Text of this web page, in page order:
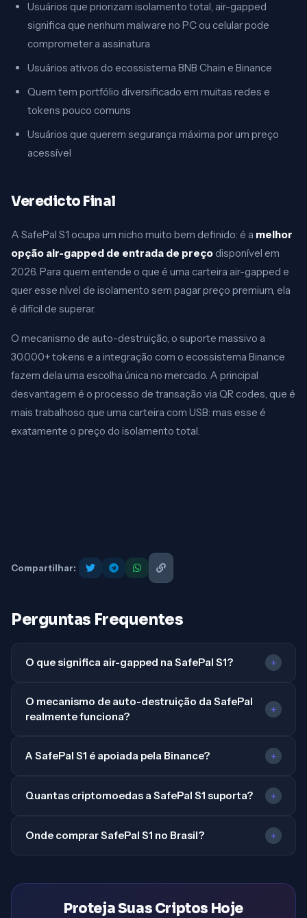
Usuários que priorizam isolamento total, air-gapped
significa que nenhum malware no PC ou celular pode
comprometer a assinatura
Usuários ativos do ecossistema BNB Chain e Binance
Quem tem portfólio diversificado em muitas redes e
tokens pouco comuns
Usuários que querem segurança máxima por um preço
acessível
Veredicto Final
A SafePal S1 ocupa um nicho muito bem definido: é a melhor
opção air-gapped de entrada de preço disponível em
2026. Para quem entende o que é uma carteira air-gapped e
quer esse nível de isolamento sem pagar preço premium, ela
é difícil de superar.
O mecanismo de auto-destruição, o suporte massivo a
30.000+ tokens e a integração com o ecossistema Binance
fazem dela uma escolha única no mercado. A principal
desvantagem é o processo de transação via QR codes, que é
mais trabalhoso que uma carteira com USB: mas esse é
exatamente o preço do isolamento total.
Compartilhar:
Perguntas Frequentes
O que significa air-gapped na SafePal S1? +
O mecanismo de auto-destruição da SafePal
realmente funciona?
+
A SafePal S1 é apoiada pela Binance? +
Quantas criptomoedas a SafePal S1 suporta? +
Onde comprar SafePal S1 no Brasil? +
Proteja Suas Criptos Hoje